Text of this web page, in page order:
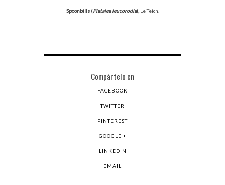
Spoonbills (Platalea leucorodia), Le Teich.
Compártelo en
FACEBOOK
TWITTER
PINTEREST
GOOGLE +
LINKEDIN
EMAIL